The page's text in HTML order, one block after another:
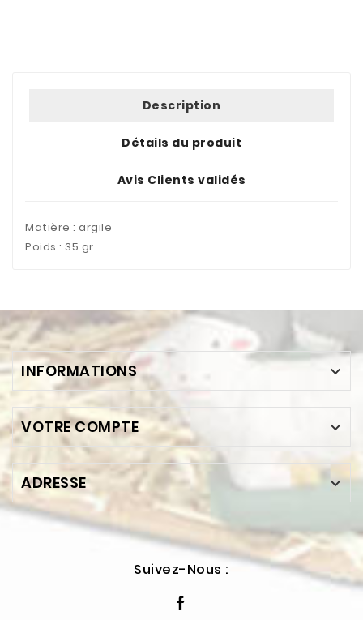
Description
Détails du produit
Avis Clients validés
Matière : argile
Poids : 35 gr
INFORMATIONS 
VOTRE COMPTE 
ADRESSE 
Suivez-Nous :